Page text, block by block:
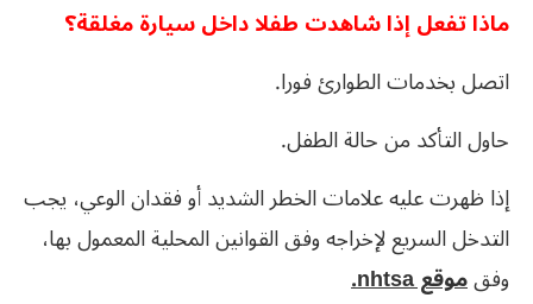
ماذا تفعل إذا شاهدت طفلا داخل سيارة مغلقة؟
اتصل بخدمات الطوارئ فورا.
حاول التأكد من حالة الطفل.
إذا ظهرت عليه علامات الخطر الشديد أو فقدان الوعي، يجب
التدخل السريع لإخراجه وفق القوانين المحلية المعمول بها،
وفقموقع nhtsa.